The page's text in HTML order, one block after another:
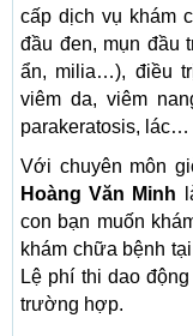
cấp dịch vụ khám
đầu đen, mụn đầu
ẩn, milia…), điều
viêm da, viêm
parakeratosis, lác…
Với chuyên môn
Hoàng Văn Minh
con bạn muốn
khám chữa bệnh
Lệ phí thi dao
trường hợp.